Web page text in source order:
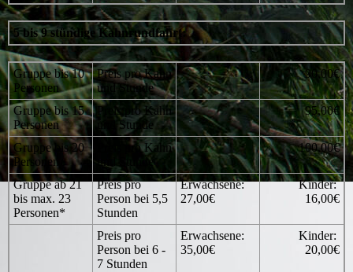
5 bis 9 stündige Kahnrundfahrt:
Gruppe bis 10
Personen
Preis pro Kahn
und Stunde
90,00€
Gruppe bis 15
Personen
Preis pro Kahn
und Stunde
95,00€
Gruppe bis 20
Personen
Preis pro Kahn
und Stunde
100,00€
Gruppe ab 21
bis max. 23
Personen*
Preis pro
Person bei 5,5
Stunden
Erwachsene:
27,00€
Kinder:
16,00€
Preis pro
Person bei 6 -
7 Stunden
Erwachsene:
35,00€
Kinder:
20,00€